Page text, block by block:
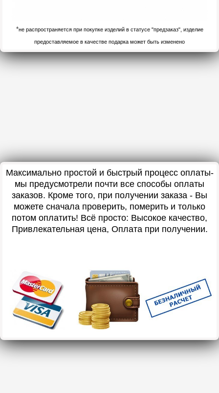
*не распространяется при покупке изделий в статусе "предзаказ", изделие
предоставляемое в качестве подарка может быть изменено
Максимально простой и быстрый процесс оплаты-
мы предусмотрели почти все способы оплаты
заказов. Кроме того, при получении заказа - Вы
можете сначала проверить, померить и только
потом оплатить! Всё просто: Высокое качество,
Привлекательная цена, Оплата при получении.